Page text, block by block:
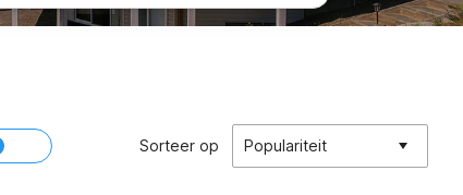
Sorteer op Populariteit